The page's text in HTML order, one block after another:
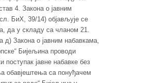
4. Закона о јавним
БиХ, 39/14) објављује се
да у складу са чланом 21.
д) Закона о јавним набавкама,
Бијељина проводи
поступак јавне набавке без
обавјештења са понуђачем